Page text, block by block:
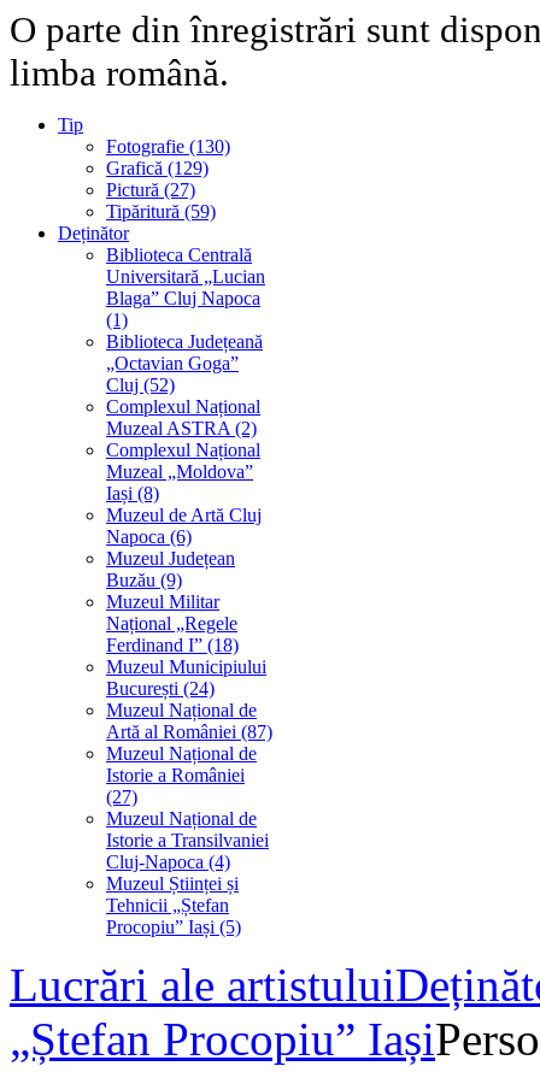
O parte din înregistrări sunt
limba română.
Tip
Fotografie (130)
Grafică (129)
Pictură (27)
Tipăritură (59)
Deținător
Biblioteca Centrală
Universitară „Lucian
Blaga” Cluj Napoca
(1)
Biblioteca Județeană
„Octavian Goga”
Cluj (52)
Complexul Național
Muzeal ASTRA (2)
Complexul Național
Muzeal „Moldova”
Iași (8)
Muzeul de Artă Cluj
Napoca (6)
Muzeul Județean
Buzău (9)
Muzeul Militar
Național „Regele
Ferdinand I” (18)
Muzeul Municipiului
București (24)
Muzeul Național de
Artă al României (87)
Muzeul Național de
Istorie a României
(27)
Muzeul Național de
Istorie a Transilvaniei
Cluj-Napoca (4)
Muzeul Științei și
Tehnicii „Ștefan
Procopiu” Iași (5)
Lucrări ale artistului
„Ștefan Procopiu” Iași